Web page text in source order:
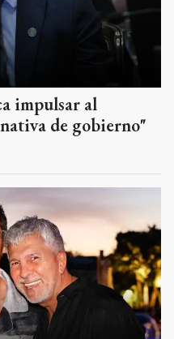
impulsar al
de gobierno"